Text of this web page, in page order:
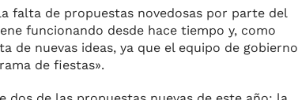
falta de propuestas novedosas por parte del
funcionando desde hace tiempo y, como
de nuevas ideas, ya que el equipo de gobierno
de fiestas».